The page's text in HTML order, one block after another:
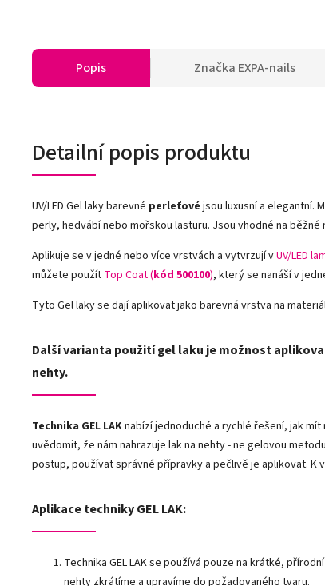
Popis Značka EXPA-nails
Detailní popis produktu
UV/LED Gel laky barevné perleťové jsou luxusní a elegantní.
perly, hedvábí nebo mořskou lasturu. Jsou vhodné na
Aplikuje se v jedné nebo více vrstvách a vytvrzují vUV/LED
můžete použít Top Coat (kód 500100), který se nanáší v
Tyto Gel laky se dají aplikovat jako barevná vrstva na
Další varianta použití gel laku je možnost
nehty.
Technika GEL LAKnabízí jednoduché a rychlé řešení, jak
uvědomit, že nám nahrazuje lak na nehty - ne gelovou
postup, používat správné přípravky a pečlivě je aplikovat. K
Aplikace techniky GEL LAK:
Technika GEL LAK se používá pouze na krátké,
nehty zkrátíme a upravíme do požadovaného tvaru.